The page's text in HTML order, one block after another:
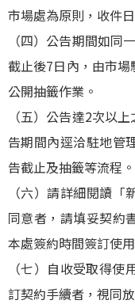
市場處為原則，收件
（四）公告期間如同
截止後7日內，由市
公開抽籤作業。
（五）公告達2次以
告期間內逕洽駐地管
告截止及抽籤等流程。
（六）請詳細閱讀
同意者，請填妥契約
本處簽約時間簽訂使
（七）自收受取得
訂契約手續者，視同